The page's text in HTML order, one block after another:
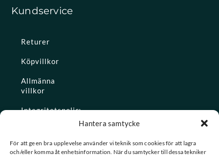
Hantera samtycke
För att ge en bra upplevelse använder vi teknik som cookies för att lagra
och/eller komma åt enhetsinformation. När du samtycker till dessa tekniker
Kundservice
Returer
Köpvillkor
Allmänna
villkor
Integritetspolicy